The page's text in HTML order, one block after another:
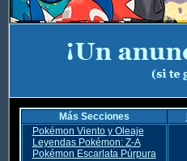
Más Secciones
Pokémon Viento y Oleaje
Leyendas Pokémon: Z-A
Pokémon Escarlata Púrpura